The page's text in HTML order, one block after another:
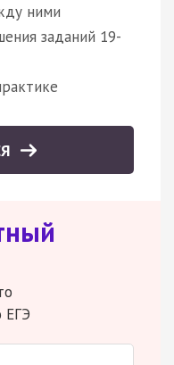
ними
заданий 19-
ЕГЭ